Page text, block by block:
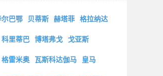
巴鄂 贝蒂斯 赫塔菲 格拉纳达
科里蒂巴 博塔弗戈 戈亚斯
格雷米奥 瓦斯科达伽马 皇马